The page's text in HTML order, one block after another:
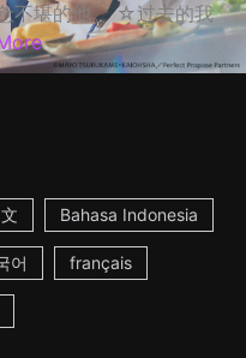
不堪的他。 ☆过去的我
Bahasa Indonesia
어 français